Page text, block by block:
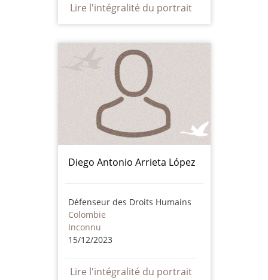
Lire l'intégralité du portrait
Diego Antonio Arrieta López
Défenseur des Droits Humains
Colombie
Inconnu
15/12/2023
Lire l'intégralité du portrait